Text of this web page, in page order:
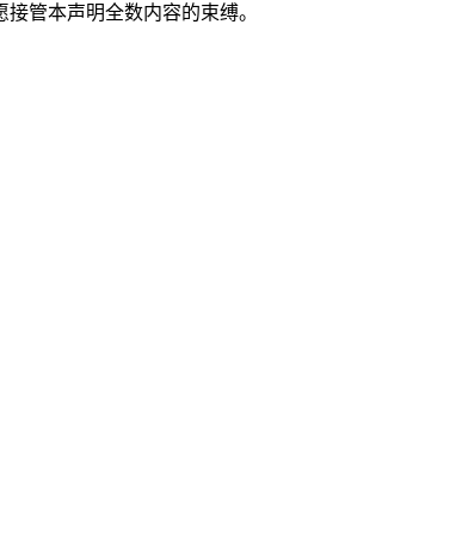
管本声明全数内容的束缚。